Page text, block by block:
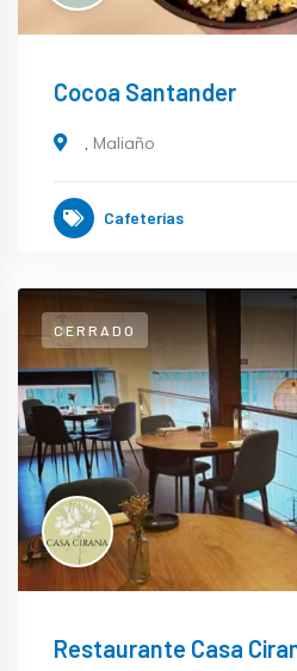
Cocoa Santander
Maliaño
Cafeterías
CERRADO
Restaurante Casa